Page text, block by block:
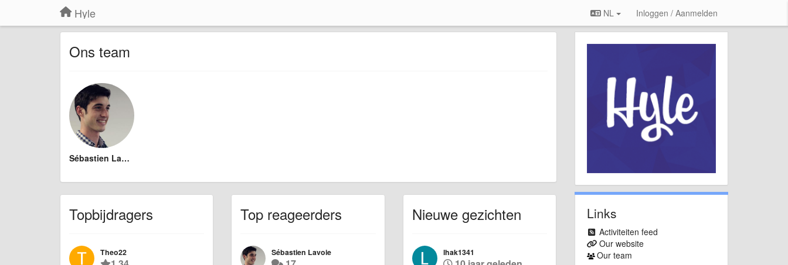
Hyle NL Inloggen / Aanmelden
Ons team
Sébastien Lavoie
Topbijdragers
Theo22
Top reageerders
Sébastien Lavoie
Nieuwe gezichten
lhak1341
Links
Activiteiten feed
Our website
Our team